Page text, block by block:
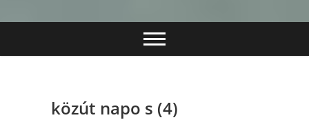
közút napo s (4)